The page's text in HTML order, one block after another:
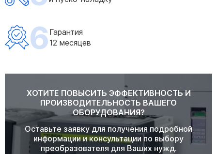
6 Гарантия
12 месяцев
ХОТИТЕ ПОВЫСИТЬ ЭФФЕКТИВНОСТЬ И
ПРОИЗВОДИТЕЛЬНОСТЬ ВАШЕГО
ОБОРУДОВАНИЯ?
Оставьте заявку для получения подробной
информации и консультации по выбору
преобразователя для Ваших нужд.